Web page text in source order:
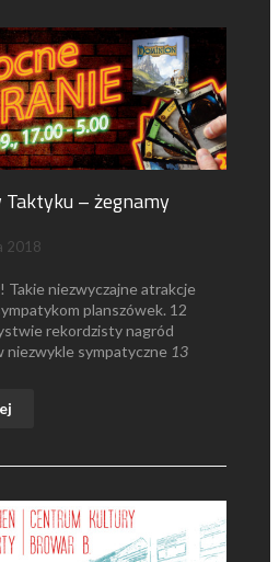
Taktyku – żegnamy
2018
Takie niezwyczajne atrakcje
planszówek. 12
rekordzisty nagród
niezwykle sympatyczne 13